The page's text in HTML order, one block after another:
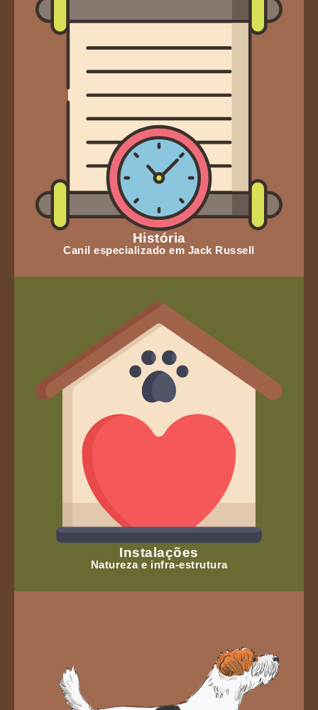
História
Canil especializado em Jack Russell
Instalações
Natureza e infra-estrutura